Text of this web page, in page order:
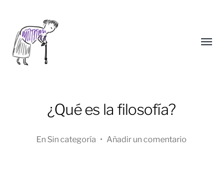
¿Qué es la filosofía?
En Sin categoría • Añadir un comentario